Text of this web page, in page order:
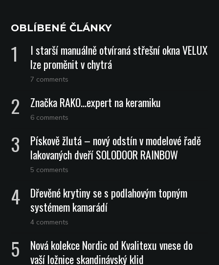
OBLÍBENÉ ČLÁNKY
I starší manuálně otvíraná střešní okna VELUX
lze proměnit v chytrá
7 comments
Značka RAKO…expert na keramiku
6 comments
Pískově žlutá – nový odstín v modelové řadě
lakovaných dveří SOLODOOR RAINBOW
5 comments
Dřevěné krytiny se s podlahovým topným
systémem kamarádí
4 comments
Nová kolekce Nordic od Kvalitexu vnese do
vaší ložnice skandinávský klid